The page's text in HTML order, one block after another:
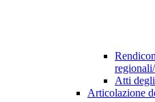
Atti
Articolazione